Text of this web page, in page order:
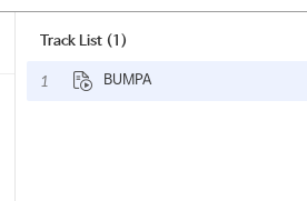
Track List (1)
1 BUMPA